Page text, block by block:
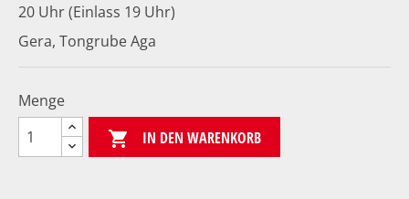
20 Uhr (Einlass 19 Uhr)
Gera, Tongrube Aga
Menge
 IN DEN WARENKORB